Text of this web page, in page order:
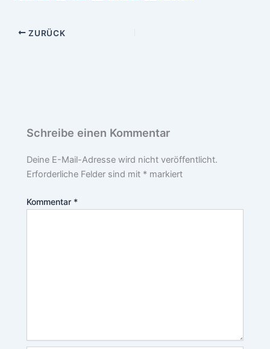
ZURÜCK
Schreibe einen Kommentar
Deine E-Mail-Adresse wird nicht veröffentlicht.
Erforderliche Felder sind mit * markiert
Kommentar *